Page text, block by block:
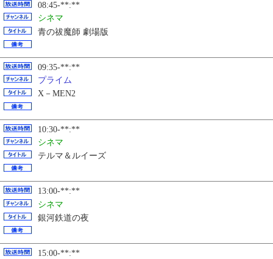
08:45-**:**
シネマ
青の祓魔師 劇場版
09:35-**:**
プライム
X－MEN2
10:30-**:**
シネマ
テルマ＆ルイーズ
13:00-**:**
シネマ
銀河鉄道の夜
15:00-**:**